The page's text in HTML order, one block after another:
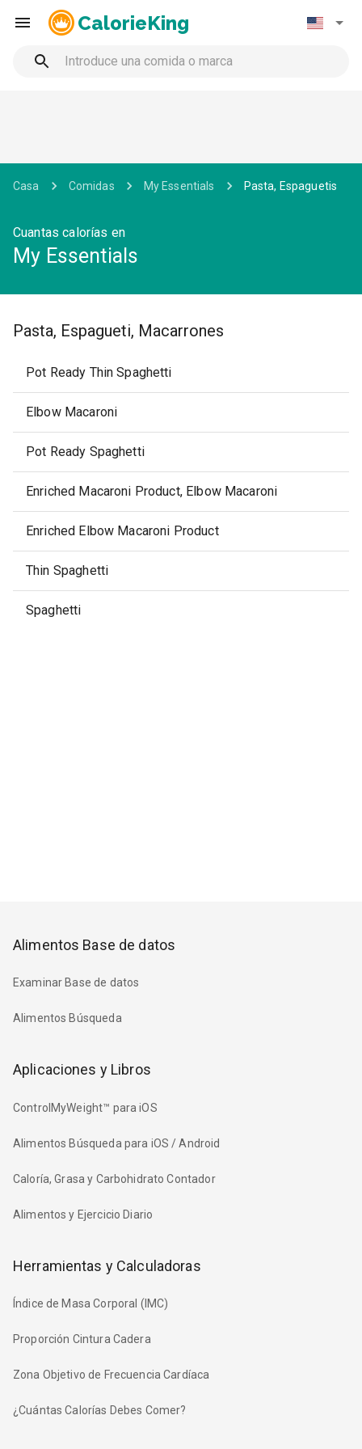
CalorieKing
Casa Comidas My Essentials Pasta, Espaguetis
Cuantas calorías en
My Essentials
Pasta, Espagueti, Macarrones
Pot Ready Thin Spaghetti
Elbow Macaroni
Pot Ready Spaghetti
Enriched Macaroni Product, Elbow Macaroni
Enriched Elbow Macaroni Product
Thin Spaghetti
Spaghetti
Alimentos Base de datos
Examinar Base de datos
Alimentos Búsqueda
Aplicaciones y Libros
ControlMyWeight™ para iOS
Alimentos Búsqueda para iOS / Android
Caloría, Grasa y Carbohidrato Contador
Alimentos y Ejercicio Diario
Herramientas y Calculadoras
Índice de Masa Corporal (IMC)
Proporción Cintura Cadera
Zona Objetivo de Frecuencia Cardíaca
¿Cuántas Calorías Debes Comer?